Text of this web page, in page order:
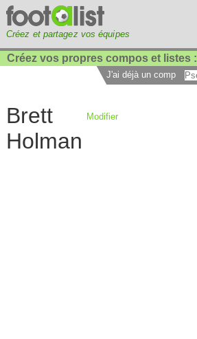
Créez et partagez vos équipes
Créez vos propres compos et listes :
J'ai déjà un compte :
Brett
Holman
Modifier